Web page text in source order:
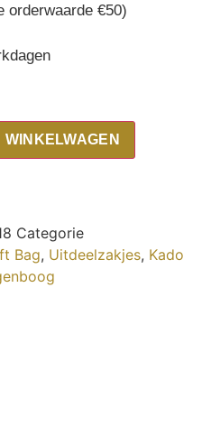
orderwaarde €50)
Categorie
Bag, Uitdeelzakjes, Kado